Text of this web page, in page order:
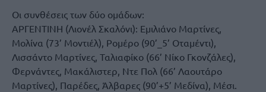
Οι συνθέσεις των δύο ομάδων:
ΑΡΓΕΝΤΙΝΗ (Λιονέλ Σκαλόνι): Εμιλιάνο Μαρτίνες,
Μολίνα (73’ Μοντιέλ), Ρομέρο (90’_5’ Οταμέντι),
Λισσάντο Μαρτίνες, Ταλιαφίκο (66’ Νίκο Γκονζάλες),
Φερνάντες, Μακάλιστερ, Ντε Πολ (66’ Λαουτάρο
Μαρτίνες), Παρέδες, Άλβαρες (90’+5’ Μεδίνα), Μέσι.